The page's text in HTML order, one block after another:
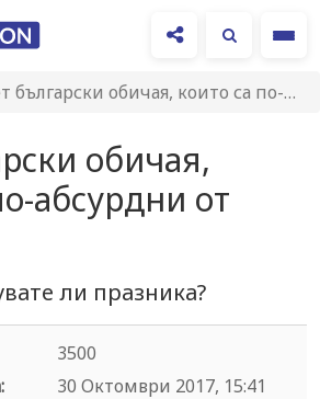
обичая, които са по-абсурдни от Хелоуин
обичая,
абсурдни от
ли празника?
3500
30 Октомври 2017, 15:41